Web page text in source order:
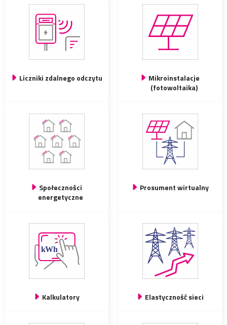
Liczniki zdalnego odczytu
Mikroinstalacje
(fotowoltaika)
Społeczności
energetyczne
Prosument wirtualny
Kalkulatory Elastyczność sieci